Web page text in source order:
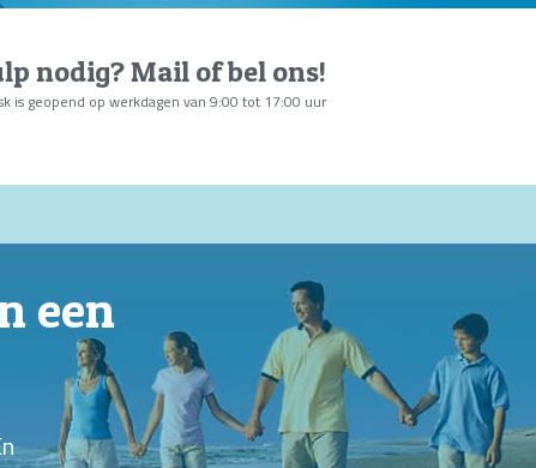
nodig?Mail of bel ons!
is geopend op werkdagen van 9:00 tot 17:00 uur
een